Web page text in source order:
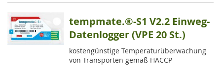
tempmate.®-S1 V2.2 Einweg-
Datenlogger (VPE 20 St.)
kostengünstige Temperaturüberwachung
von Transporten gemäß HACCP